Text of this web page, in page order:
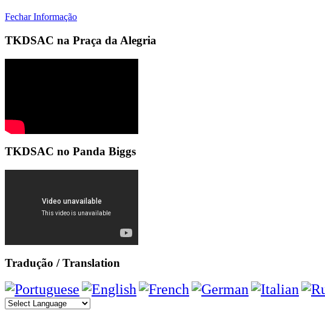
Fechar Informação
TKDSAC na Praça da Alegria
TKDSAC no Panda Biggs
Tradução / Translation